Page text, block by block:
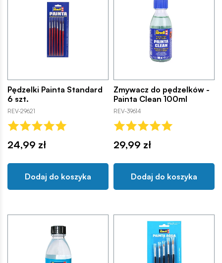
Pędzelki Painta Standard
6 szt.
REV-29621
24,99 zł
Dodaj do koszyka
Zmywacz do pędzelków -
Painta Clean 100ml
REV-39614
29,99 zł
Dodaj do koszyka